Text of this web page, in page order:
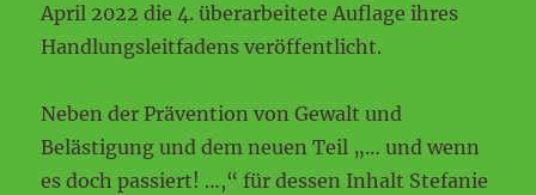
April 2022 die 4. überarbeitete Auflage ihres
Handlungsleitfadens veröffentlicht.
Neben der Prävention von Gewalt und
Belästigung und dem neuen Teil „… und wenn
es doch passiert! …,“ für dessen Inhalt Stefanie